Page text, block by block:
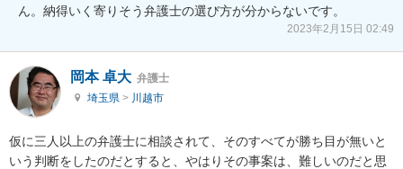
ん。納得いく寄りそう弁護士の選び方が分からないです。
2023年2月15日 02:49
岡本 卓大 弁護士
埼玉県 > 川越市
仮に三人以上の弁護士に相談されて、そのすべてが勝ち目が無いと
いう判断をしたのだとすると、やはりその事案は、難しいのだと思